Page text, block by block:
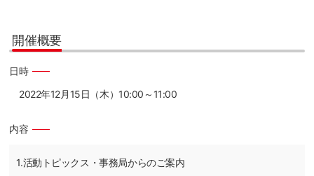
開催概要
日時
2022年12月15日（木）10:00～11:00
内容
1.活動トピックス・事務局からのご案内